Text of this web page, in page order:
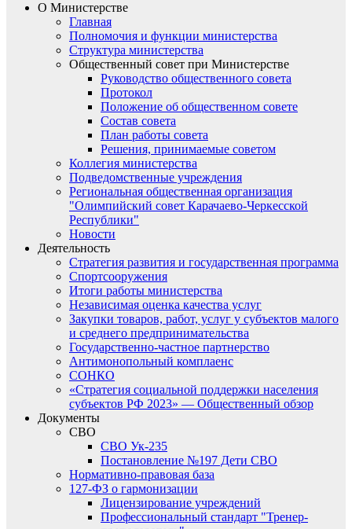
О Министерстве
Главная
Полномочия и функции министерства
Структура министерства
Общественный совет при Министерстве
Руководство общественного совета
Протокол
Положение об общественном совете
Состав совета
План работы совета
Решения, принимаемые советом
Коллегия министерства
Подведомственные учреждения
Региональная общественная организация
"Олимпийский совет Карачаево-Черкесской
Республики"
Новости
Деятельность
Стратегия развития и государственная программа
Спортсооружения
Итоги работы министерства
Независимая оценка качества услуг
Закупки товаров, работ, услуг у субъектов малого
и среднего предпринимательства
Государственно-частное партнерство
Антимонопольный комплаенс
СОНКО
«Стратегия социальной поддержки населения
субъектов РФ 2023» — Общественный обзор
Документы
СВО
СВО Ук-235
Постановление №197 Дети СВО
Нормативно-правовая база
127-ФЗ о гармонизации
Лицензирование учреждений
Профессиональный стандарт "Тренер-